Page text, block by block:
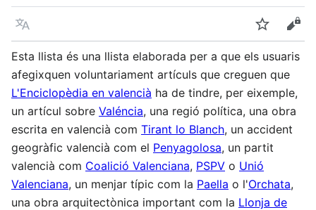
Llegir en un atre idioma Vigilar
Esta llista és una llista elaborada per a que els usuaris
afegixquen voluntariament artículs que creguen que
L'Enciclopèdia en valencià ha de tindre, per eixemple,
un artícul sobre Valéncia, una regió política, una obra
escrita en valencià com Tirant lo Blanch, un accident
geogràfic valencià com el Penyagolosa, un partit
valencià com Coalició Valenciana, PSPV o Unió
Valenciana, un menjar típic com la Paella o l'Orchata,
una obra arquitectònica important com la Llonja de